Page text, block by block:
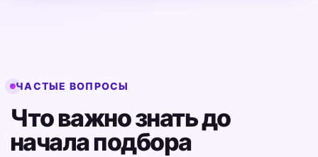
ЧАСТЫЕ ВОПРОСЫ
Что важно знать до
начала подбора